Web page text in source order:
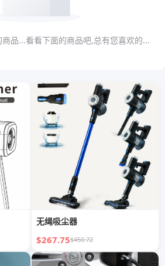
品...看看下面的商品吧,总有您喜欢的...
无绳吸尘器
$267.75$450.72